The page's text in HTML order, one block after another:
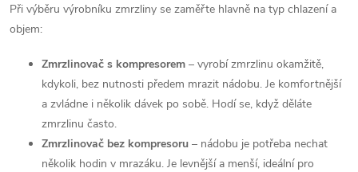
Při výběru výrobníku zmrzliny se zaměřte hlavně na typ chlazení a
objem:
Zmrzlinovač s kompresorem – vyrobí zmrzlinu okamžitě,
kdykoli, bez nutnosti předem mrazit nádobu. Je komfortnější
a zvládne i několik dávek po sobě. Hodí se, když děláte
zmrzlinu často.
Zmrzlinovač bez kompresoru – nádobu je potřeba nechat
několik hodin v mrazáku. Je levnější a menší, ideální pro